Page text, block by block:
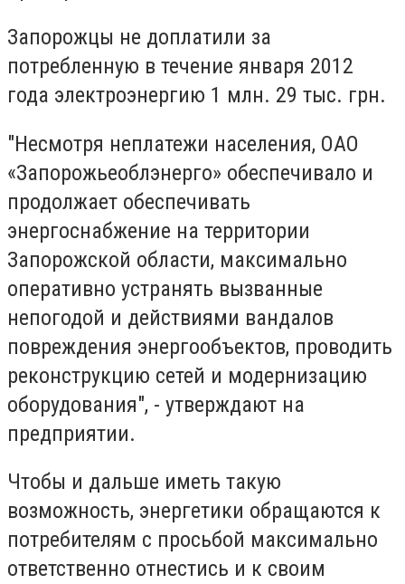
Запорожцы не доплатили за
потребленную в течение января 2012
года электроэнергию 1 млн. 29 тыс. грн.
"Несмотря неплатежи населения, ОАО
«Запорожьеоблэнерго» обеспечивало и
продолжает обеспечивать
энергоснабжение на территории
Запорожской области, максимально
оперативно устранять вызванные
непогодой и действиями вандалов
повреждения энергообъектов, проводить
реконструкцию сетей и модернизацию
оборудования", - утверждают на
предприятии.
Чтобы и дальше иметь такую ​​
возможность, энергетики обращаются к
потребителям с просьбой максимально
ответственно отнестись и к своим